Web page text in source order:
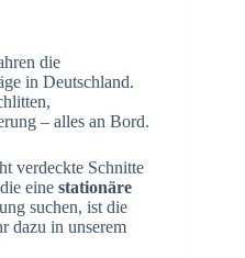
die
in Deutschland.
– alles an Bord.
verdeckte Schnitte
eine stationäre
suchen, ist die
dazu in unserem